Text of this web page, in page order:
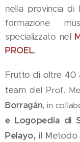
nella provincia di
formazione
specializzato nel
PROEL.
Frutto di oltre 40
team del Prof.
Borragán,in
e Logopedia di
Pelayo,il Metodo